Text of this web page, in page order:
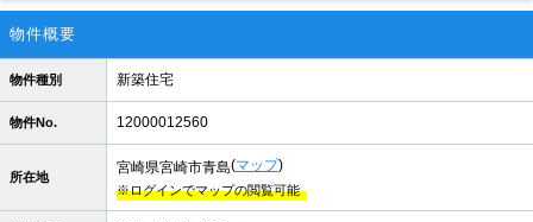
物件概要
物件種別 新築住宅
物件No. 12000012560
所在地
宮崎県宮崎市青島(マップ)
※ログインでマップの閲覧可能